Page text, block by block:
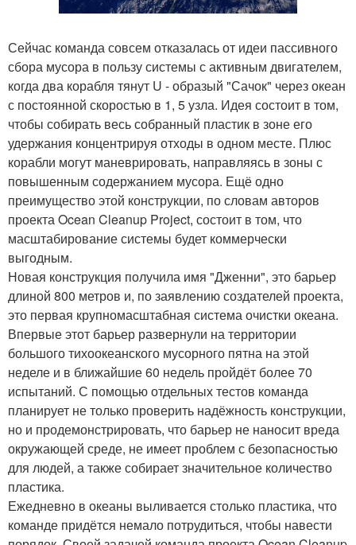
Сейчас команда совсем отказалась от идеи пассивного
сбора мусора в пользу системы с активным двигателем,
когда два корабля тянут U - образый "Сачок" через океан
с постоянной скоростью в 1, 5 узла. Идея состоит в том,
чтобы собирать весь собранный пластик в зоне его
удержания концентрируя отходы в одном месте. Плюс
корабли могут маневрировать, направляясь в зоны с
повышенным содержанием мусора. Ещё одно
преимущество этой конструкции, по словам авторов
проекта Ocean Cleanup Project, состоит в том, что
масштабирование системы будет коммерчески
выгодным.
Новая конструкция получила имя "Дженни", это барьер
длиной 800 метров и, по заявлению создателей проекта,
это первая крупномасштабная система очистки океана.
Впервые этот барьер развернули на территории
большого тихоокеанского мусорного пятна на этой
неделе и в ближайшие 60 недель пройдёт более 70
испытаний. С помощью отдельных тестов команда
планирует не только проверить надёжность конструкции,
но и продемонстрировать, что барьер не наносит вреда
окружающей среде, не имеет проблем с безопасностью
для людей, а также собирает значительное количество
пластика.
Ежедневно в океаны выливается столько пластика, что
команде придётся немало потрудиться, чтобы навести